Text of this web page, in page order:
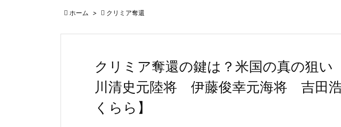
 ホーム >  クリミア奪還
クリミア奪還の鍵は？米国の真の狙
川清史元陸将 伊藤俊幸元海将 吉田
くらら】